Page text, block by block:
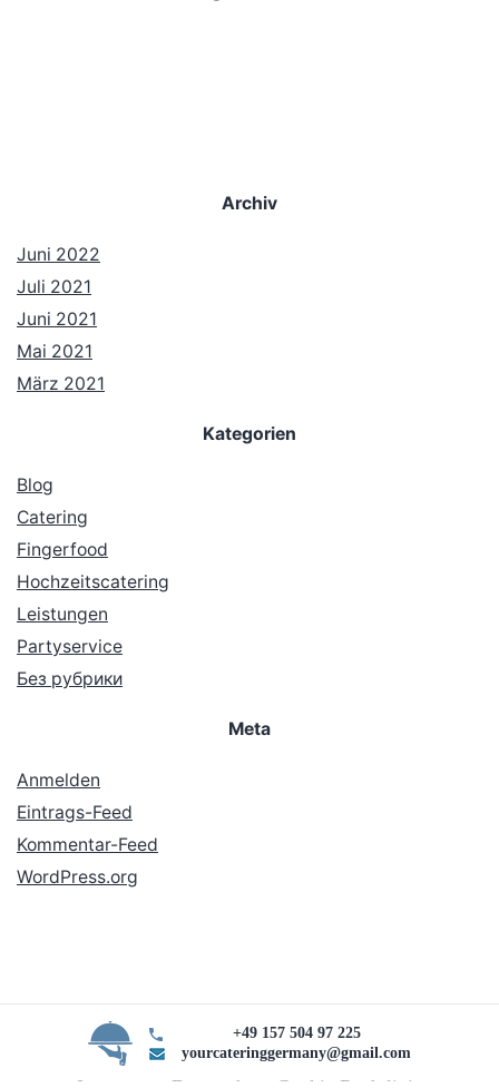
Archiv
Juni 2022
Juli 2021
Juni 2021
Mai 2021
März 2021
Kategorien
Blog
Catering
Fingerfood
Hochzeitscatering
Leistungen
Partyservice
Без рубрики
Meta
Anmelden
Eintrags-Feed
Kommentar-Feed
WordPress.org
+49 157 504 97 225
yourcateringgermany@gmail.com